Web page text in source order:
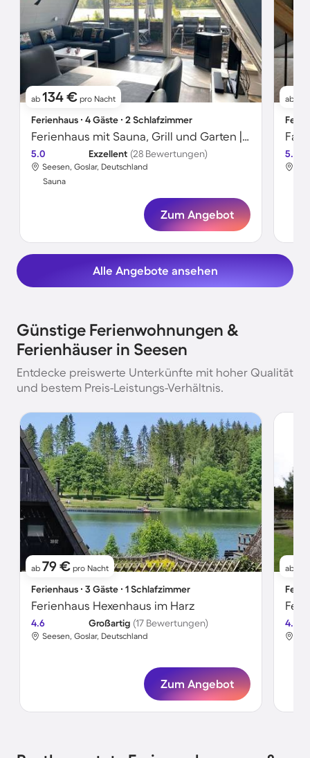
ab 134 € pro Nacht
Ferienhaus ∙ 4 Gäste ∙ 2 Schlafzimmer
Ferienhaus mit Sauna, Grill und Garten | Meerblick
5.0 Exzellent (28 Bewertungen)
Seesen, Goslar, Deutschland
Sauna
Zum Angebot
ab
5.0
Alle Angebote ansehen
Günstige Ferienwohnungen &
Ferienhäuser in Seesen
Entdecke preiswerte Unterkünfte mit hoher Qualität
und bestem Preis-Leistungs-Verhältnis.
ab 79 € pro Nacht
Ferienhaus ∙ 3 Gäste ∙ 1 Schlafzimmer
Ferienhaus Hexenhaus im Harz
4.6 Großartig (17 Bewertungen)
Seesen, Goslar, Deutschland
Zum Angebot
ab
4.5